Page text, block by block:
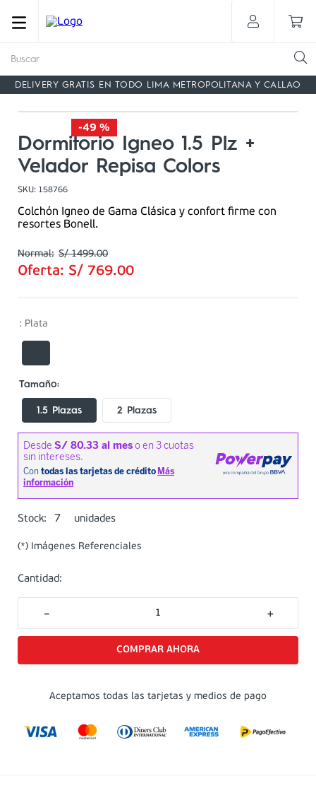
DELIVERY GRATIS EN TODO LIMA METROPOLITANA Y CALLAO
-49 %
Dormitorio Igneo 1.5 Plz +
Velador Repisa Colors
SKU: 158766
Colchón Igneo de Gama Clásica y confort firme con
resortes Bonell.
S/ 1499.00
Oferta: S/ 769.00
: Plata
1.5 Plazas 2 Plazas
Stock: 7 unidades
(*) Imágenes Referenciales
Cantidad:
＋
－
Aceptamos todas las tarjetas y medios de pago